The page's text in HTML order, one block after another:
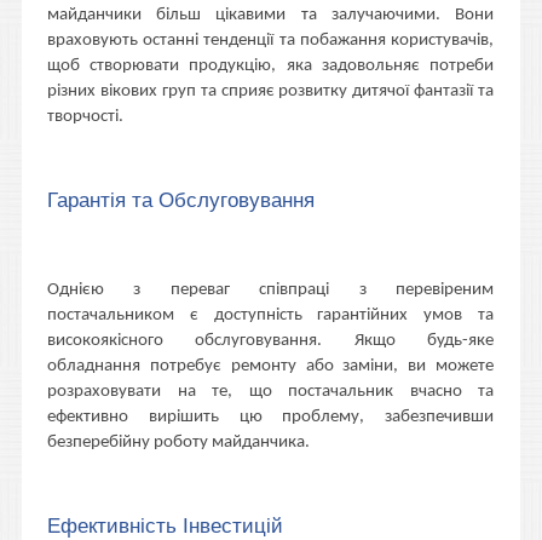
майданчики більш цікавими та залучаючими. Вони
враховують останні тенденції та побажання користувачів,
щоб створювати продукцію, яка задовольняє потреби
різних вікових груп та сприяє розвитку дитячої фантазії та
творчості.
Гарантія та Обслуговування
Однією з переваг співпраці з перевіреним
постачальником є доступність гарантійних умов та
високоякісного обслуговування. Якщо будь-яке
обладнання потребує ремонту або заміни, ви можете
розраховувати на те, що постачальник вчасно та
ефективно вирішить цю проблему, забезпечивши
безперебійну роботу майданчика.
Ефективність Інвестицій